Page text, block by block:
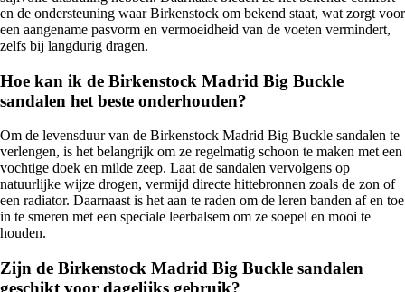
en de ondersteuning waar Birkenstock om bekend staat, wat zorgt voor
een aangename pasvorm en vermoeidheid van de voeten vermindert,
zelfs bij langdurig dragen.
Hoe kan ik de Birkenstock Madrid Big Buckle
sandalen het beste onderhouden?
Om de levensduur van de Birkenstock Madrid Big Buckle sandalen te
verlengen, is het belangrijk om ze regelmatig schoon te maken met een
vochtige doek en milde zeep. Laat de sandalen vervolgens op
natuurlijke wijze drogen, vermijd directe hittebronnen zoals de zon of
een radiator. Daarnaast is het aan te raden om de leren banden af en toe
in te smeren met een speciale leerbalsem om ze soepel en mooi te
houden.
Zijn de Birkenstock Madrid Big Buckle sandalen
geschikt voor dagelijks gebruik?